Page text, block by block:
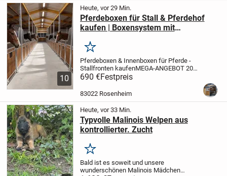
Kiefernbretter,...
10
Heute, vor 29 Min.
Pferdeboxen für Stall & Pferdehof
kaufen | Boxensystem mit
Merken
Pferdeboxen & Innenboxen für Pferde -
Stallfronten kaufenMEGA-ANGEBOT 2026
- PFERDEBOXEN DIREKT VOM
HERSTELLER!
Innenboxen für Pferde kaufen - perfekt
690 €Festpreis
83022 Rosenheim
Heute, vor 33 Min.
Typvolle Malinois Welpen aus
kontrollierter. Zucht
Merken
Bald ist es soweit und unsere
wunderschönen Malinois Mädchen